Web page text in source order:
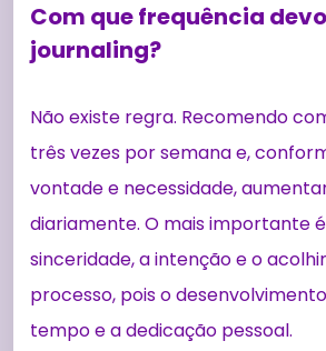
Com que frequência
journaling?
Não existe regra. Recomendo
três vezes por semana e,
vontade e necessidade,
diariamente. O mais importante
sinceridade, a intenção e o
processo, pois o
tempo e a dedicação pessoal.